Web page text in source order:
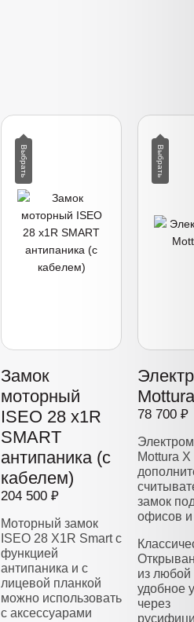
Замок
моторный
ISEO 28 x1R
SMART
антипаника (с
кабелем)
204 500 ₽
Моторный замок
ISEO 28 X1R Smart с
функцией
антипаника и с
лицевой планкой
можно использовать
с аксессуарами
78 700 ₽
Mottura
замок
офисов и
из любой
удобное
через